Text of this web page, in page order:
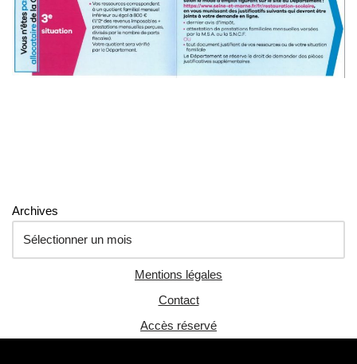
Archives
Mentions légales
Contact
Accès réservé